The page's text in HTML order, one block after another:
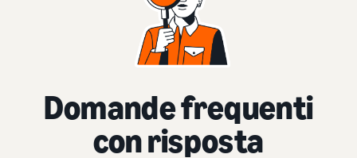
Domande frequenti
con risposta